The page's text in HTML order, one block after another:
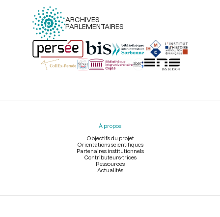
ARCHIVES
PARLEMENTAIRES
Menu
À propos
Objectifs du projet
Orientations scientifiques
Partenaires institutionnels
Contributeurs-trices
Ressources
Actualités